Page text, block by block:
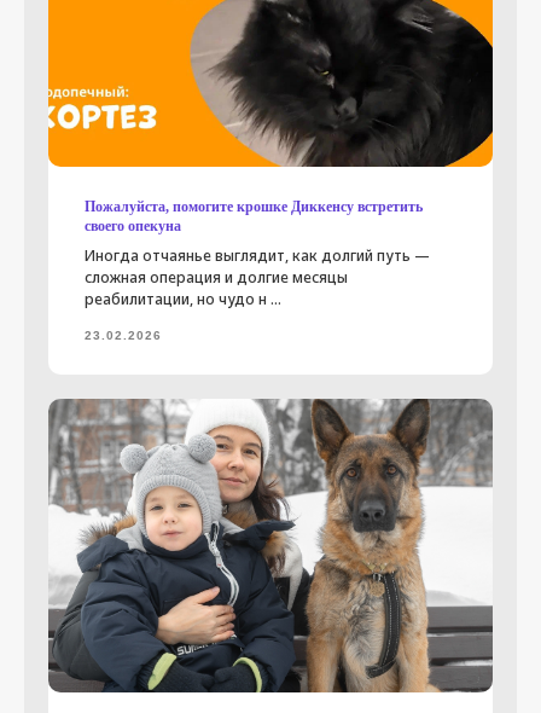
Пожалуйста, помогите крошке Диккенсу встретить
своего опекуна
Иногда отчаянье выглядит, как долгий путь —
сложная операция и долгие месяцы
реабилитации, но чудо н ...
23.02.2026
Новости
Телеграм
Вконтакте
ищут дом
Программы фонда
Как мы работаем
Помочь фонду
Документация